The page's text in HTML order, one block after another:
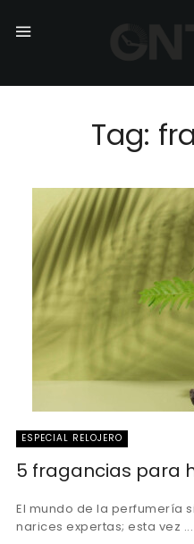
Tag:
ESPECIAL RELOJERO
5 fragancias para
El mundo de la perfumería
narices expertas; esta vez ...